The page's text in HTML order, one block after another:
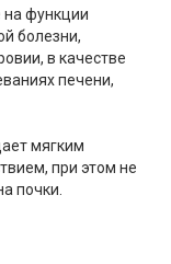
на функции
болезни,
в качестве
печени,
мягким
при этом не
почки.